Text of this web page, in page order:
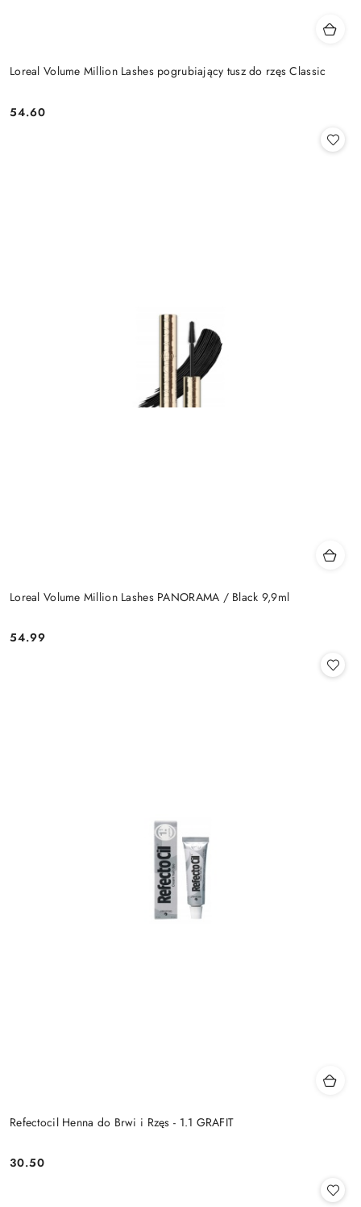
Loreal Volume Million Lashes pogrubiający tusz do rzęs Classic
Cena:
54.60
Loreal Volume Million Lashes PANORAMA / Black 9,9ml
Cena:
54.99
Refectocil Henna do Brwi i Rzęs - 1.1 GRAFIT
Cena:
30.50